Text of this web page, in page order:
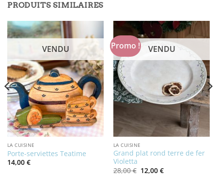
PRODUITS SIMILAIRES
VENDU
LA CUISINE
Porte-serviettes Teatime
14,00 €
Promo ! VENDU
LA CUISINE
Grand plat rond terre de fer
Violetta
28,00€ Le
prix
12,00 €Le
prix